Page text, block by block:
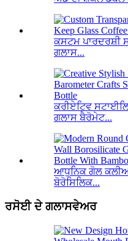
ਕਸਟਮ ਪਾਰਦਰਸ਼ੀ
ਗਲਾਸ...
ਕਰੀਏਟਿਵ
ਗਲਾਸ ਬੈਰੋਮੇਟ...
ਆਧੁਨਿਕ ਗੋਲ
ਬੋਰੋਸਿਲਿਕ...
ਰਸੋਈ ਦੇ ਗਲਾਸਵੇਅਰ